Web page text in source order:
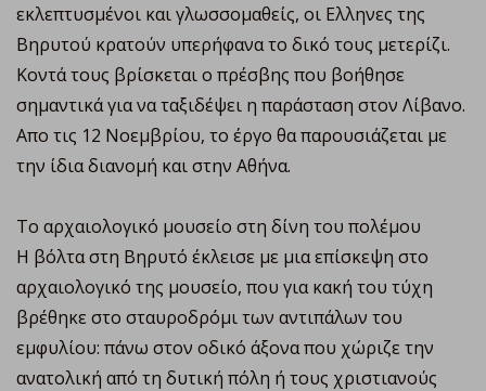
εκλεπτυσμένοι και γλωσσομαθείς, οι Ελληνες της
Βηρυτού κρατούν υπερήφανα το δικό τους μετερίζι.
Κοντά τους βρίσκεται ο πρέσβης που βοήθησε
σημαντικά για να ταξιδέψει η παράσταση στον Λίβανο.
Απο τις 12 Νοεμβρίου, το έργο θα παρουσιάζεται με
την ίδια διανομή και στην Αθήνα.
Το αρχαιολογικό μουσείο στη δίνη του πολέμου
Η βόλτα στη Βηρυτό έκλεισε με μια επίσκεψη στο
αρχαιολογικό της μουσείο, που για κακή του τύχη
βρέθηκε στο σταυροδρόμι των αντιπάλων του
εμφυλίου: πάνω στον οδικό άξονα που χώριζε την
ανατολική από τη δυτική πόλη ή τους χριστιανούς